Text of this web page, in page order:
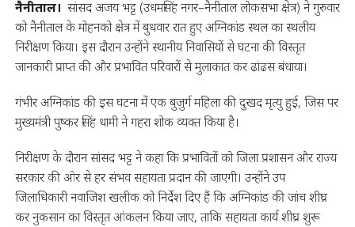
नैनीताल। सांसद अजय भट्ट (उधमसिंह नगर–नैनीताल लोकसभा क्षेत्र) ने गुरुवार
को नैनीताल के मोहनको क्षेत्र में बुधवार रात हुए अग्निकांड स्थल का स्थलीय
निरीक्षण किया। इस दौरान उन्होंने स्थानीय निवासियों से घटना की विस्तृत
जानकारी प्राप्त की और प्रभावित परिवारों से मुलाकात कर ढांढस बंधाया।
गंभीर अग्निकांड की इस घटना में एक बुजुर्ग महिला की दुखद मृत्यु हुई, जिस पर
मुख्यमंत्री पुष्कर सिंह धामी ने गहरा शोक व्यक्त किया है।
निरीक्षण के दौरान सांसद भट्ट ने कहा कि प्रभावितों को जिला प्रशासन और राज्य
सरकार की ओर से हर संभव सहायता प्रदान की जाएगी। उन्होंने उप
जिलाधिकारी नवाजिश खलीक को निर्देश दिए हैं कि अग्निकांड की जांच शीघ्र
कर नुकसान का विस्तृत आंकलन किया जाए, ताकि सहायता कार्य शीघ्र शुरू